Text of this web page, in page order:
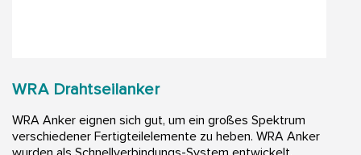
WRA Drahtseilanker
WRA Anker eignen sich gut, um ein großes Spektrum
verschiedener Fertigteilelemente zu heben. WRA Anker